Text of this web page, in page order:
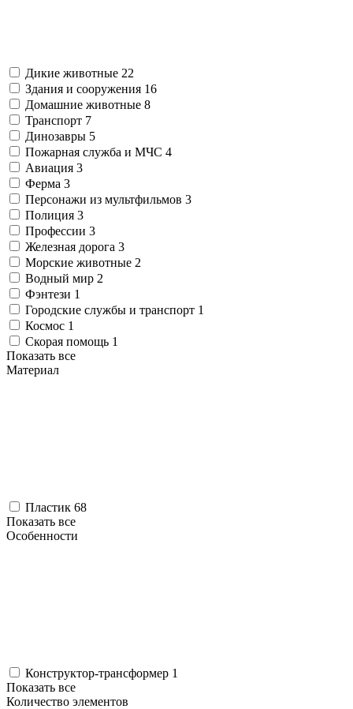
Дикие животные 22
Здания и сооружения 16
Домашние животные 8
Транспорт 7
Динозавры 5
Пожарная служба и МЧС 4
Авиация 3
Ферма 3
Персонажи из мультфильмов 3
Полиция 3
Профессии 3
Железная дорога 3
Морские животные 2
Водный мир 2
Фэнтези 1
Городские службы и транспорт 1
Космос 1
Скорая помощь 1
Показать все
Материал
Пластик 68
Показать все
Особенности
Конструктор-трансформер 1
Показать все
Количество элементов